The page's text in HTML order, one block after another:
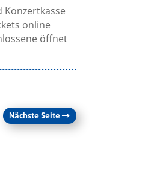
Konzertkasse
online
öffnet
Nächste Seite→